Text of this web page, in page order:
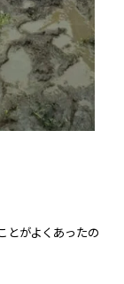
とがよくあったの